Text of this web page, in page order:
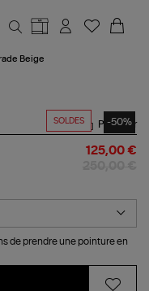
Beige
SOLDES -50%
Partager
125,00 €
de prendre une pointure en